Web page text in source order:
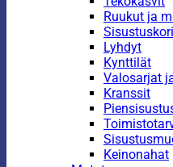
Ruukut ja
Lyhdyt
Kynttilät
Valosarjat
Kranssit
Keinonahat